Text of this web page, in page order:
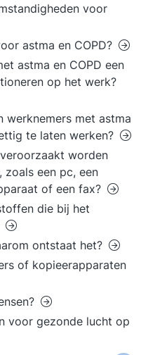
voor
astma en COPD?
astma en COPD een
op het werk?
werknemers met astma
te laten werken?
worden
een pc, een
of een fax?
die bij het
ontstaat het?
of kopieerapparaten
voor gezonde lucht op